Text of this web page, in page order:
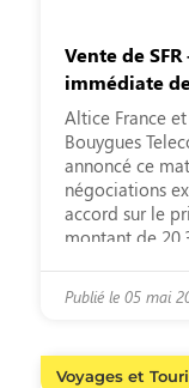
Vente de
immédiate
Altice France
Bouygues
annoncé ce
négociations
accord sur le
montant de
du secteur […]
Publié le 05 mai
Voyages et